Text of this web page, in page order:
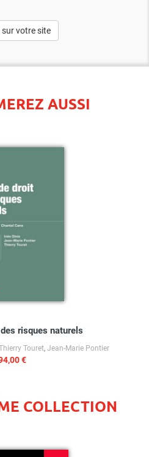
sur votre site
AUSSI
risques naturels
Touret, Jean-Marie Pontier
€
COLLECTION